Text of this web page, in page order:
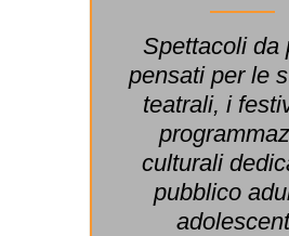
Spettacoli da
pensati per le
teatrali, i
culturali
pubblico